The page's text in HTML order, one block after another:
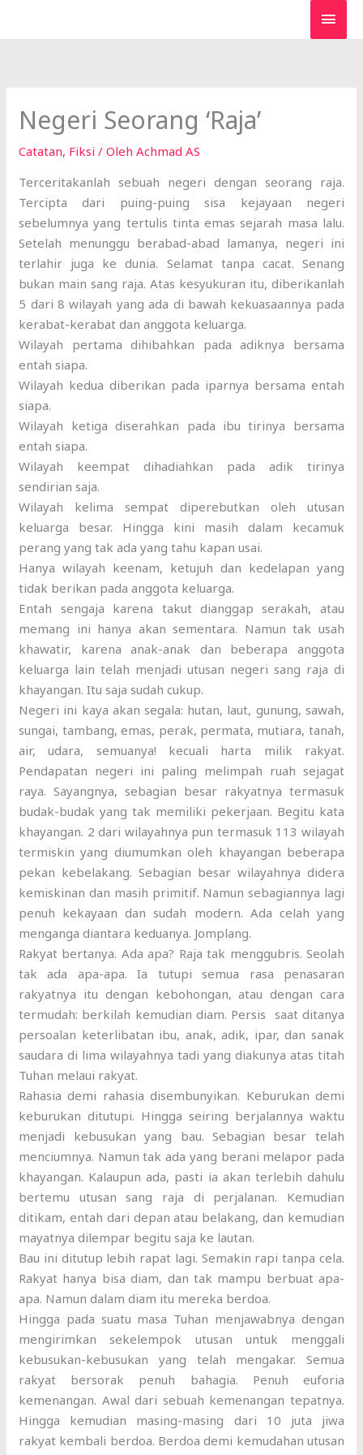
Negeri Seorang ‘Raja’
Catatan, Fiksi / OlehAchmad AS
Terceritakanlah sebuah negeri dengan seorang raja.
Tercipta dari puing-puing sisa kejayaan negeri
sebelumnya yang tertulis tinta emas sejarah masa lalu.
Setelah menunggu berabad-abad lamanya, negeri ini
terlahir juga ke dunia. Selamat tanpa cacat. Senang
bukan main sang raja. Atas kesyukuran itu, diberikanlah
5 dari 8 wilayah yang ada di bawah kekuasaannya pada
kerabat-kerabat dan anggota keluarga.
Wilayah pertama dihibahkan pada adiknya bersama
entah siapa.
Wilayah kedua diberikan pada iparnya bersama entah
siapa.
Wilayah ketiga diserahkan pada ibu tirinya bersama
entah siapa.
Wilayah keempat dihadiahkan pada adik tirinya
sendirian saja.
Wilayah kelima sempat diperebutkan oleh utusan
keluarga besar. Hingga kini masih dalam kecamuk
perang yang tak ada yang tahu kapan usai.
Hanya wilayah keenam, ketujuh dan kedelapan yang
tidak berikan pada anggota keluarga.
Entah sengaja karena takut dianggap serakah, atau
memang ini hanya akan sementara. Namun tak usah
khawatir, karena anak-anak dan beberapa anggota
keluarga lain telah menjadi utusan negeri sang raja di
khayangan. Itu saja sudah cukup.
Negeri ini kaya akan segala: hutan, laut, gunung, sawah,
sungai, tambang, emas, perak, permata, mutiara, tanah,
air, udara, semuanya! kecuali harta milik rakyat.
Pendapatan negeri ini paling melimpah ruah sejagat
raya. Sayangnya, sebagian besar rakyatnya termasuk
budak-budak yang tak memiliki pekerjaan. Begitu kata
khayangan. 2 dari wilayahnya pun termasuk 113 wilayah
termiskin yang diumumkan oleh khayangan beberapa
pekan kebelakang. Sebagian besar wilayahnya didera
kemiskinan dan masih primitif. Namun sebagiannya lagi
penuh kekayaan dan sudah modern. Ada celah yang
menganga diantara keduanya. Jomplang.
Rakyat bertanya. Ada apa? Raja tak menggubris. Seolah
tak ada apa-apa. Ia tutupi semua rasa penasaran
rakyatnya itu dengan kebohongan, atau dengan cara
termudah: berkilah kemudian diam. Persis saat ditanya
persoalan keterlibatan ibu, anak, adik, ipar, dan sanak
saudara di lima wilayahnya tadi yang diakunya atas titah
Tuhan melaui rakyat.
Rahasia demi rahasia disembunyikan. Keburukan demi
keburukan ditutupi. Hingga seiring berjalannya waktu
menjadi kebusukan yang bau. Sebagian besar telah
menciumnya. Namun tak ada yang berani melapor pada
khayangan. Kalaupun ada, pasti ia akan terlebih dahulu
bertemu utusan sang raja di perjalanan. Kemudian
ditikam, entah dari depan atau belakang, dan kemudian
mayatnya dilempar begitu saja ke lautan.
Bau ini ditutup lebih rapat lagi. Semakin rapi tanpa cela.
Rakyat hanya bisa diam, dan tak mampu berbuat apa-
apa. Namun dalam diam itu mereka berdoa.
Hingga pada suatu masa Tuhan menjawabnya dengan
mengirimkan sekelempok utusan untuk menggali
kebusukan-kebusukan yang telah mengakar. Semua
rakyat bersorak penuh bahagia. Penuh euforia
kemenangan. Awal dari sebuah kemenangan tepatnya.
Hingga kemudian masing-masing dari 10 juta jiwa
rakyat kembali berdoa. Berdoa demi kemudahan utusan